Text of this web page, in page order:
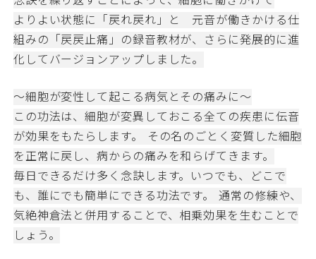
よりよい状態に「戻れ戻れ」と 元音が働きかける仕
組みの「戻戻止痛」の録音教材が、さらに発展的に進
化してバージョンアップしました。
～細胞が変性して起こる病気とその痛みに～
この功法は、細胞が変異しておこる全ての疾患に伝音
が効果をもたらします。 その名のごとく変質した細胞
を正常に戻し、病からの痛みを和らげてきます。
毎日できるだけ多く念訣します。いつでも、どこで
も、誰にでも簡単にできる功法です。 通常の修練や、
気絶神倉法と併用することで、相乗効果を生むことで
しょう。